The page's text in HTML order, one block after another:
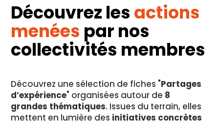
Découvrez les actions
menées par nos
collectivités membres
Découvrez une sélection de fiches "Partages
d’expérience" organisées autour de 8
grandes thématiques. Issues du terrain, elles
mettent en lumière des initiatives concrètes